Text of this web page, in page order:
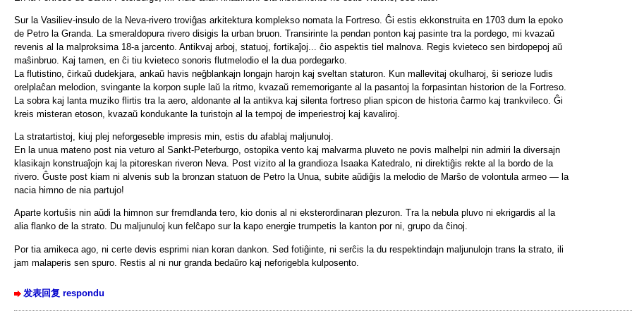
Sur la Vasiliev-insulo de la Neva-rivero troviĝas arkitektura komplekso nomata la Fortreso. Ĝi estis ekkonstruita en 1703 dum la epoko
de Petro la Granda. La smeraldopura rivero disigis la urban bruon. Transirinte la pendan ponton kaj pasinte tra la pordego, mi kvazaŭ
revenis al la malproksima 18-a jarcento. Antikvaj arboj, statuoj, fortikaĵoj... ĉio aspektis tiel malnova. Regis kvieteco sen birdopepoj aŭ
maŝinbruo. Kaj tamen, en ĉi tiu kvieteco sonoris flutmelodio el la dua pordegarko.
La flutistino, ĉirkaŭ dudekjara, ankaŭ havis neĝblankajn longajn harojn kaj sveltan staturon. Kun mallevitaj okulharoj, ŝi serioze ludis
orelplaĉan melodion, svingante la korpon suple laŭ la ritmo, kvazaŭ rememorigante al la pasantoj la forpasintan historion de la Fortreso.
La sobra kaj lanta muziko flirtis tra la aero, aldonante al la antikva kaj silenta fortreso plian spicon de historia ĉarmo kaj trankvileco. Ĝi
kreis misteran etoson, kvazaŭ kondukante la turistojn al la tempoj de imperiestroj kaj kavaliroj.
La stratartistoj, kiuj plej neforgeseble impresis min, estis du afablaj maljunuloj.
En la unua mateno post nia veturo al Sankt-Peterburgo, ostopika vento kaj malvarma pluveto ne povis malhelpi nin admiri la diversajn
klasikajn konstruaĵojn kaj la pitoreskan riveron Neva. Post vizito al la grandioza Isaaka Katedralo, ni direktiĝis rekte al la bordo de la
rivero. Ĝuste post kiam ni alvenis sub la bronzan statuon de Petro la Unua, subite aŭdiĝis la melodio de Marŝo de volontula armeo — la
nacia himno de nia partujo!
Aparte kortuŝis nin aŭdi la himnon sur fremdlanda tero, kio donis al ni eksterordinaran plezuron. Tra la nebula pluvo ni ekrigardis al la
alia flanko de la strato. Du maljunuloj kun felĉapo sur la kapo energie trumpetis la kanton por ni, grupo da ĉinoj.
Por tia amikeca ago, ni certe devis esprimi nian koran dankon. Sed fotiĝinte, ni serĉis la du respektindajn maljunulojn trans la strato, ili
jam malaperis sen spuro. Restis al ni nur granda bedaŭro kaj neforigebla kulposento.
发表回复 respondu